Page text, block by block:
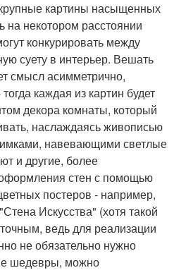
картины насыщенных
на некотором расстоянии
конкурировать между
суету в интерьер. Вешать
смысл асимметрично,
каждая из картин будет
декора комнаты, который
наслаждаясь живописью
навевающими светлые
и другие, более
стен с помощью
постеров - например,
Искусства" (хотя такой
ведь для реализации
не обязательно нужно
шедевры, можно